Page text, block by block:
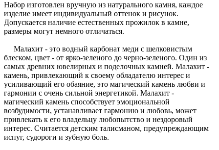
Набор изготовлен вручную из натурального камня, каждое
изделие имеет индивидуальный оттенок и рисунок.
Допускается наличие естественных прожилок в камне,
размеры могут немного отличаться.
Малахит - это водный карбонат меди с шелковистым
блеском, цвет - от ярко-зеленого до черно-зеленого. Один из
самых древних ювелирных и поделочных камней. Малахит -
камень, привлекающий к своему обладателю интерес и
усиливающий его обаяние, это магический камень любви и
гармонии с очень сильной энергетикой. Малахит -
магический камень способствует эмоциональной
возбудимости, устанавливает гармонию и любовь, может
привлекать к его владельцу любопытство и нездоровый
интерес. Считается детским талисманом, предупреждающим
испуг, судороги и зубную боль.